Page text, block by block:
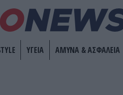
ΥΓΕΙΑ ΑΜΥΝΑ & ΑΣΦΑΛΕΙΑ